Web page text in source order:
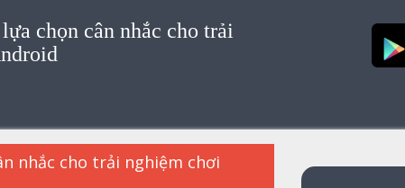
chọn cân nhắc cho trải
nhắc cho trải nghiệm chơi